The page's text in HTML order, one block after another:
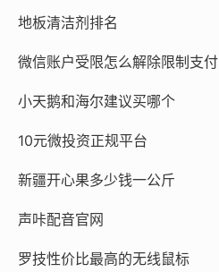
地板清洁剂排名
微信账户受限怎么解除限制支付
小天鹅和海尔建议买哪个
10元微投资正规平台
新疆开心果多少钱一公斤
声咔配音官网
罗技性价比最高的无线鼠标